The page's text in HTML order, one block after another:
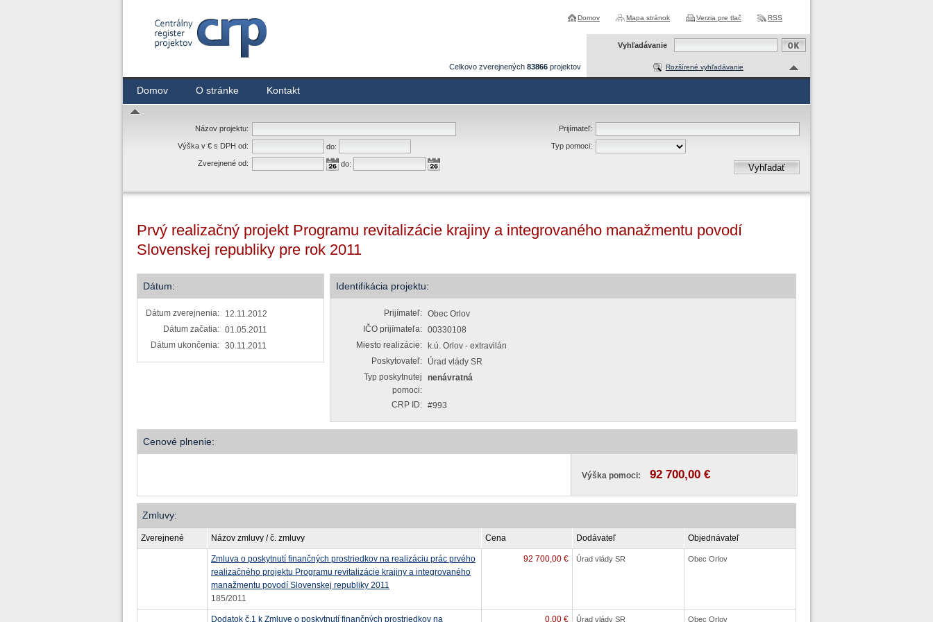
Domov Mapa stránok Verzia pre tlač RSS
Celkovo zverejnených 83866 projektov
Domov O stránke Kontakt
Vyhľadávanie
Rozšírené vyhľadávanie
Názov projektu:
Výška v € s DPH od:
do:
Zverejnené od:
do:
Prijímateľ:
Typ pomoci:
Vyhľadať
Prvý realizačný projekt Programu revitalizácie krajiny a integrovaného manažmentu povodí
Slovenskej republiky pre rok 2011
Dátum:
Dátum zverejnenia:
12.11.2012
Dátum začatia: 01.05.2011
Dátum ukončenia: 30.11.2011
Identifikácia projektu:
Prijímateľ: Obec Orlov
IČO prijímateľa: 00330108
Miesto realizácie:
k.ú. Orlov - extravilán
Poskytovateľ:
Úrad vlády SR
Typ poskytnutej
pomoci:
nenávratná
CRP ID: #993
Cenové plnenie:
Výška pomoci: 92 700,00 €
Zmluvy:
Zverejnené Názov zmluvy / č. zmluvy Cena Dodávateľ Objednávateľ
Zmluva o poskytnutí finančných prostriedkov na realizáciu prác prvého
realizačného projektu Programu revitalizácie krajiny a integrovaného
manažmentu povodí Slovenskej republiky 2011
185/2011
92 700,00 € Úrad vlády SR Obec Orlov
Dodatok č.1 k Zmluve o poskytnutí finančných prostriedkov na 0,00 € Úrad vlády SR Obec Orlov